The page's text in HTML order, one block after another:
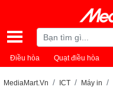
Điều hòa Quạt điều hòa
MediaMart.Vn ICT Máy in